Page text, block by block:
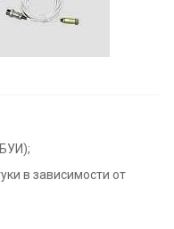
в зависимости от